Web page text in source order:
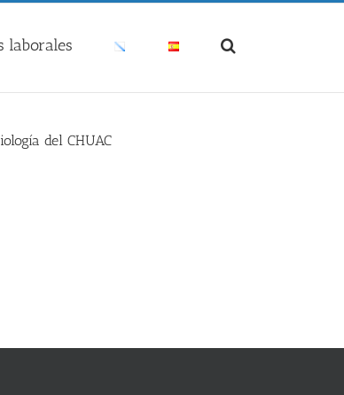
laborales
del CHUAC